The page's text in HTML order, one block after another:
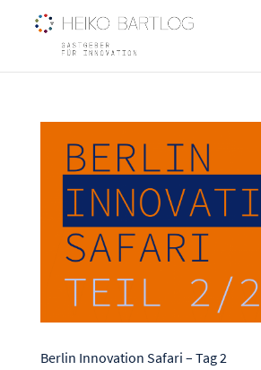
Berlin Innovation Safari – Tag 2